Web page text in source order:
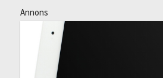
Annons